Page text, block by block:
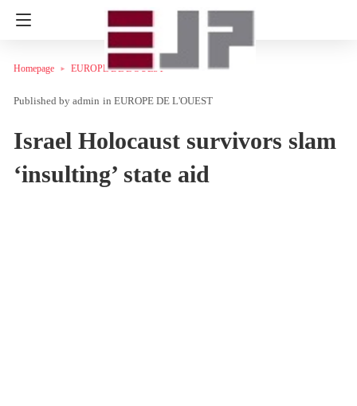
Homepage EUROPE DE L'OUEST
admin in EUROPE DE L'OUEST
Israel Holocaust survivors slam
‘insulting’ state aid